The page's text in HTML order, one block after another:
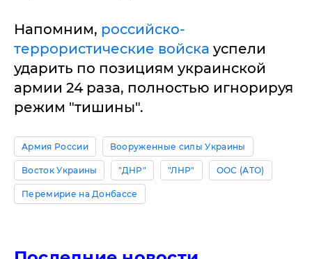
Напомним, российско-
террористические войска успели
ударить по позициям украинской
армии 24 раза, полностью игнорируя
режим "тишины".
Армия России Вооруженные силы Украины
Восток Украины "ДНР" "ЛНР" ООС (АТО)
Перемирие на Донбассе